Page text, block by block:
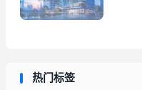
热门标签